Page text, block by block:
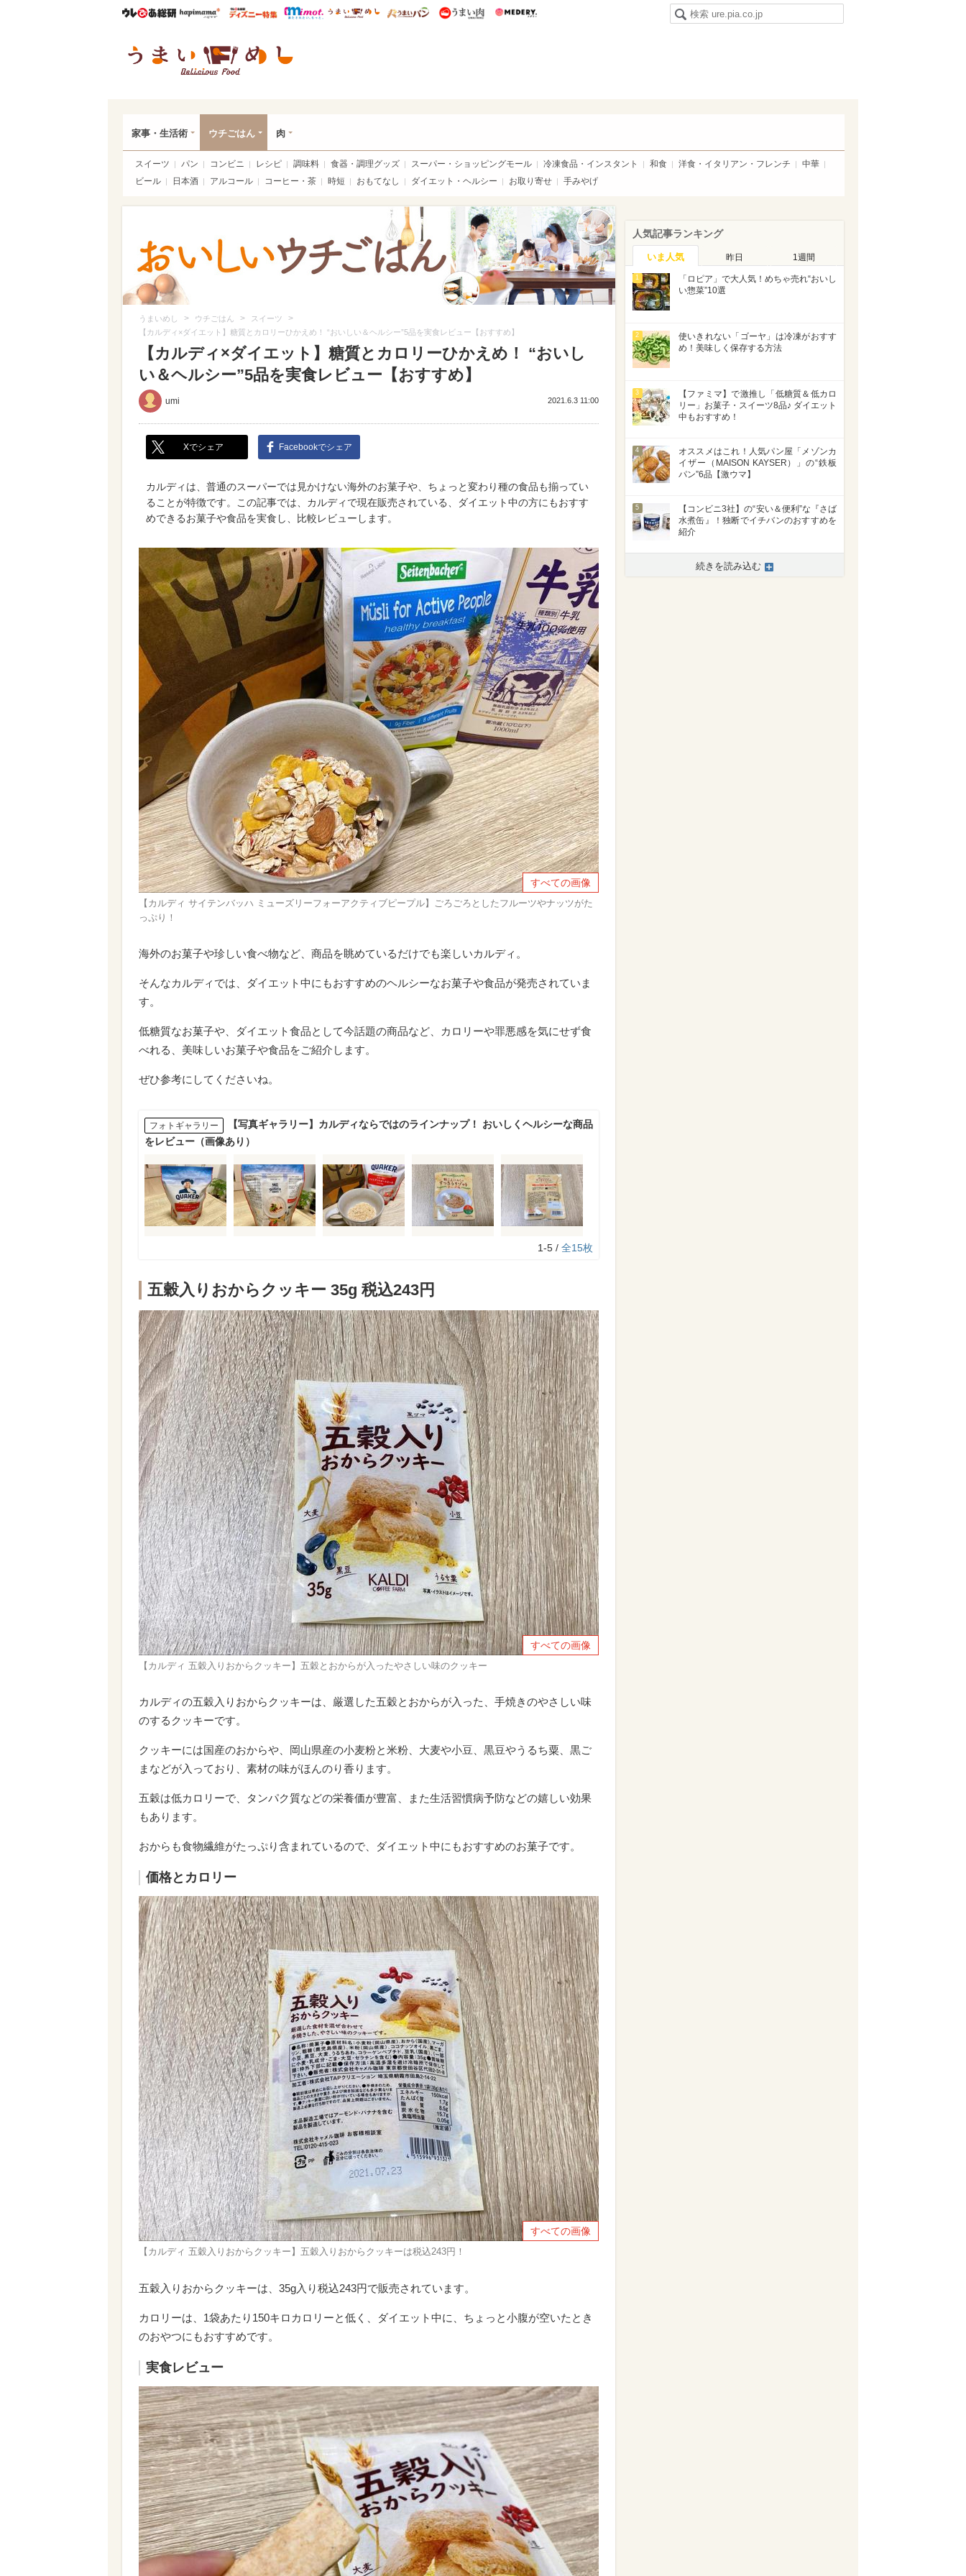
ウレぴあ総研ハピママ* ウレぴあ総研 ディズニー特集
mimot. うまいめし うまいパン うまい肉
家事・生活術 ウチごはん 肉
スイーツ パン コンビニ レシピ 調味料 食器・調理グッズ スーパー・ショッピングモール 冷凍食品・インスタント 和食 洋食・イタリアン・フレンチ
中華
ビール
日本酒 アルコール コーヒー・茶 時短 おもてなし ダイエット・ヘルシー お取り寄せ 手みやげ
うまいめし > ウチごはん > スイーツ >
【カルディ×ダイエット】糖質とカロリーひかえめ！ “おいしい＆ヘルシー”5品を実食レビュー【おすすめ】
【カルディ×ダイエット】糖質とカロリーひかえめ！ “おいし
い＆ヘルシー”5品を実食レビュー【おすすめ】
umi 2021.6.3 11:00
Xでシェア Facebookでシェア
カルディは、普通のスーパーでは見かけない海外のお菓子や、ちょっと変わり種の食品も揃ってい
ることが特徴です。この記事では、カルディで現在販売されている、ダイエット中の方にもおすす
めできるお菓子や食品を実食し、比較レビューします。
すべての画像
【カルディ サイテンバッハ ミューズリーフォーアクティブピープル】ごろごろとしたフルーツやナッツがた
っぷり！
海外のお菓子や珍しい食べ物など、商品を眺めているだけでも楽しいカルディ。
そんなカルディでは、ダイエット中にもおすすめのヘルシーなお菓子や食品が発売されていま
す。
低糖質なお菓子や、ダイエット食品として今話題の商品など、カロリーや罪悪感を気にせず食
べれる、美味しいお菓子や食品をご紹介します。
ぜひ参考にしてくださいね。
フォトギャラリー
【写真ギャラリー】カルディならではのラインナップ！ おいしくヘルシーな商品
をレビュー（画像あり）
1-5 / 全15枚
五穀入りおからクッキー 35g 税込243円
すべての画像
【カルディ 五穀入りおからクッキー】五穀とおからが入ったやさしい味のクッキー
カルディの五穀入りおからクッキーは、厳選した五穀とおからが入った、手焼きのやさしい味
のするクッキーです。
クッキーには国産のおからや、岡山県産の小麦粉と米粉、大麦や小豆、黒豆やうるち粟、黒ご
まなどが入っており、素材の味がほんのり香ります。
五穀は低カロリーで、タンパク質などの栄養価が豊富、また生活習慣病予防などの嬉しい効果
もあります。
おからも食物繊維がたっぷり含まれているので、ダイエット中にもおすすめのお菓子です。
価格とカロリー
すべての画像
【カルディ 五穀入りおからクッキー】五穀入りおからクッキーは税込243円！
五穀入りおからクッキーは、35g入り税込243円で販売されています。
カロリーは、1袋あたり150キロカロリーと低く、ダイエット中に、ちょっと小腹が空いたとき
のおやつにもおすすめです。
実食レビュー
人気記事ランキング
いま人気 昨日 1週間
1
「ロピア」で大人気！めちゃ売れ“おいし
い惣菜”10選
2
使いきれない「ゴーヤ」は冷凍がおすす
め！美味しく保存する方法
3
【ファミマ】で激推し「低糖質＆低カロ
リー」お菓子・スイーツ8品♪ ダイエット
中もおすすめ！
4
オススメはこれ！人気パン屋「メゾンカ
イザー（MAISON KAYSER）」の“鉄板
パン”6品【激ウマ】
5
【コンビニ3社】の“安い＆便利”な『さば
水煮缶』！独断でイチバンのおすすめを
紹介
続きを読み込む